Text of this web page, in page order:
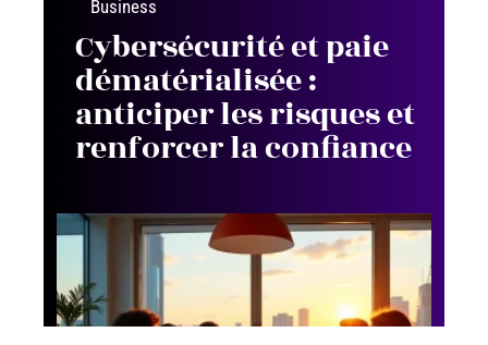
Business
Cybersécurité et paie
dématérialisée :
anticiper les risques et
renforcer la confiance